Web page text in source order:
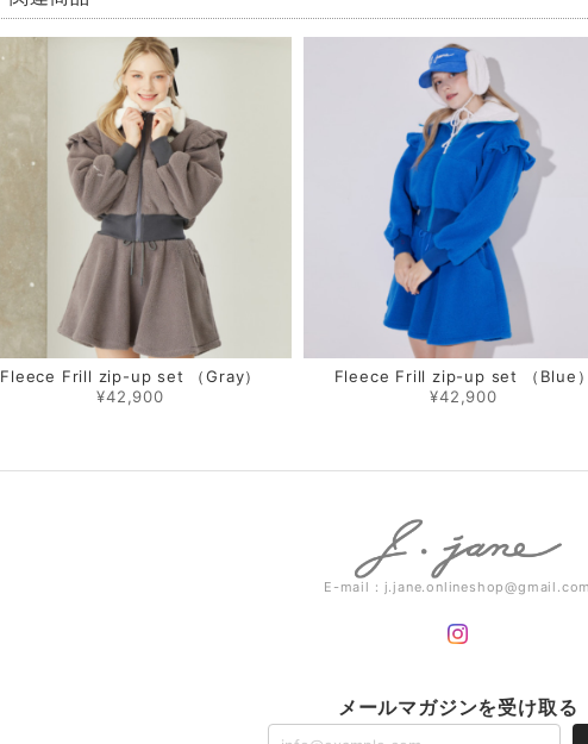
Fleece Frill zip-up set （Gray）
¥42,900
Fleece Frill zip-up set （Blue
¥42,900
E-mail：
メールマガジンを受け取る